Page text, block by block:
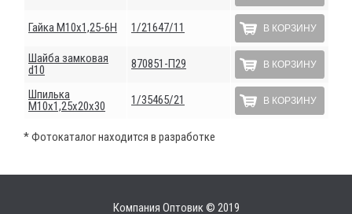
Гайка М10х1,25-6Н 1/21647/11 В КОРЗИНУ
Шайба замковая
d10
870851-П29 В КОРЗИНУ
Шпилька
М10х1,25х20х30
1/35465/21 В КОРЗИНУ
* Фотокаталог находится в разработке
Компания Оптовик © 2019